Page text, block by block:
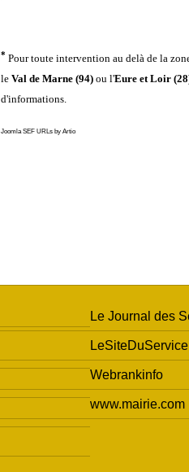
* Pour toute intervention au delà de la
le Val de Marne (94) ou l'Eure et Loir
d'informations.
Joomla SEF URLs by Artio
Le Journal des
Webrankinfo
www.mairie.com